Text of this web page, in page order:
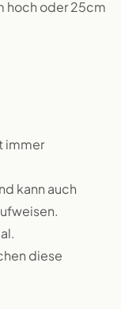
hoch oder 25cm
immer
kann auch
diese